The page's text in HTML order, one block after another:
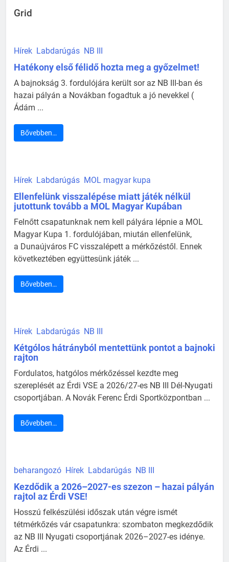
Grid
Hírek Labdarúgás NB III
Hatékony első félidő hozta meg a győzelmet!
A bajnokság 3. fordulójára került sor az NB III-ban és
hazai pályán a Novákban fogadtuk a jó nevekkel (
Ádám ...
Bővebben…
Hírek Labdarúgás MOL magyar kupa
Ellenfelünk visszalépése miatt játék nélkül
jutottunk tovább a MOL Magyar Kupában
Felnőtt csapatunknak nem kell pályára lépnie a MOL
Magyar Kupa 1. fordulójában, miután ellenfelünk,
a Dunaújváros FC visszalépett a mérkőzéstől. Ennek
következtében együttesünk játék ...
Bővebben…
Hírek Labdarúgás NB III
Kétgólos hátrányból mentettünk pontot a bajnoki
rajton
Fordulatos, hatgólos mérkőzéssel kezdte meg
szereplését az Érdi VSE a 2026/27-es NB III Dél-Nyugati
csoportjában. A Novák Ferenc Érdi Sportközpontban ...
Bővebben…
beharangozó Hírek Labdarúgás NB III
Kezdődik a 2026–2027-es szezon – hazai pályán
rajtol az Érdi VSE!
Hosszú felkészülési időszak után végre ismét
tétmérkőzés vár csapatunkra: szombaton megkezdődik
az NB III Nyugati csoportjának 2026–2027-es idénye.
Az Érdi ...